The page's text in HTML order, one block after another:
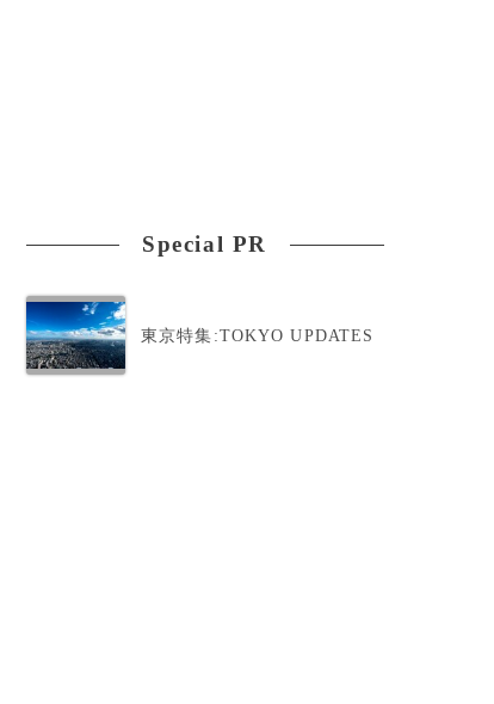
Special PR
東京特集:TOKYO UPDATES